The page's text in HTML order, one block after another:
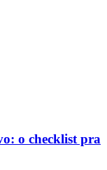
o checklist pra